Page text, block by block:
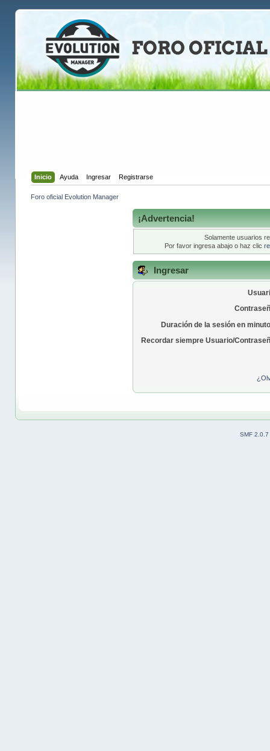
Inicio Ayuda Ingresar Registrarse
Foro oficial Evolution Manager
¡Advertencia!
Solamente usuarios
Por favor ingresa abajo o haz clic
Ingresar
Duración de la sesión en
Recordar siempre Usuario/
SMF 2.0.7